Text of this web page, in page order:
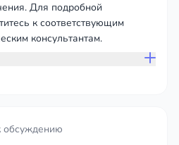
Для подробной
к соответствующим
консультантам.
обсуждению